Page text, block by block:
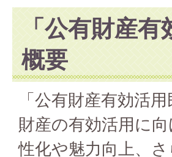
「公有財産
概要
「公有財産有効活
財産の有効活用に
性化や魅力向上、